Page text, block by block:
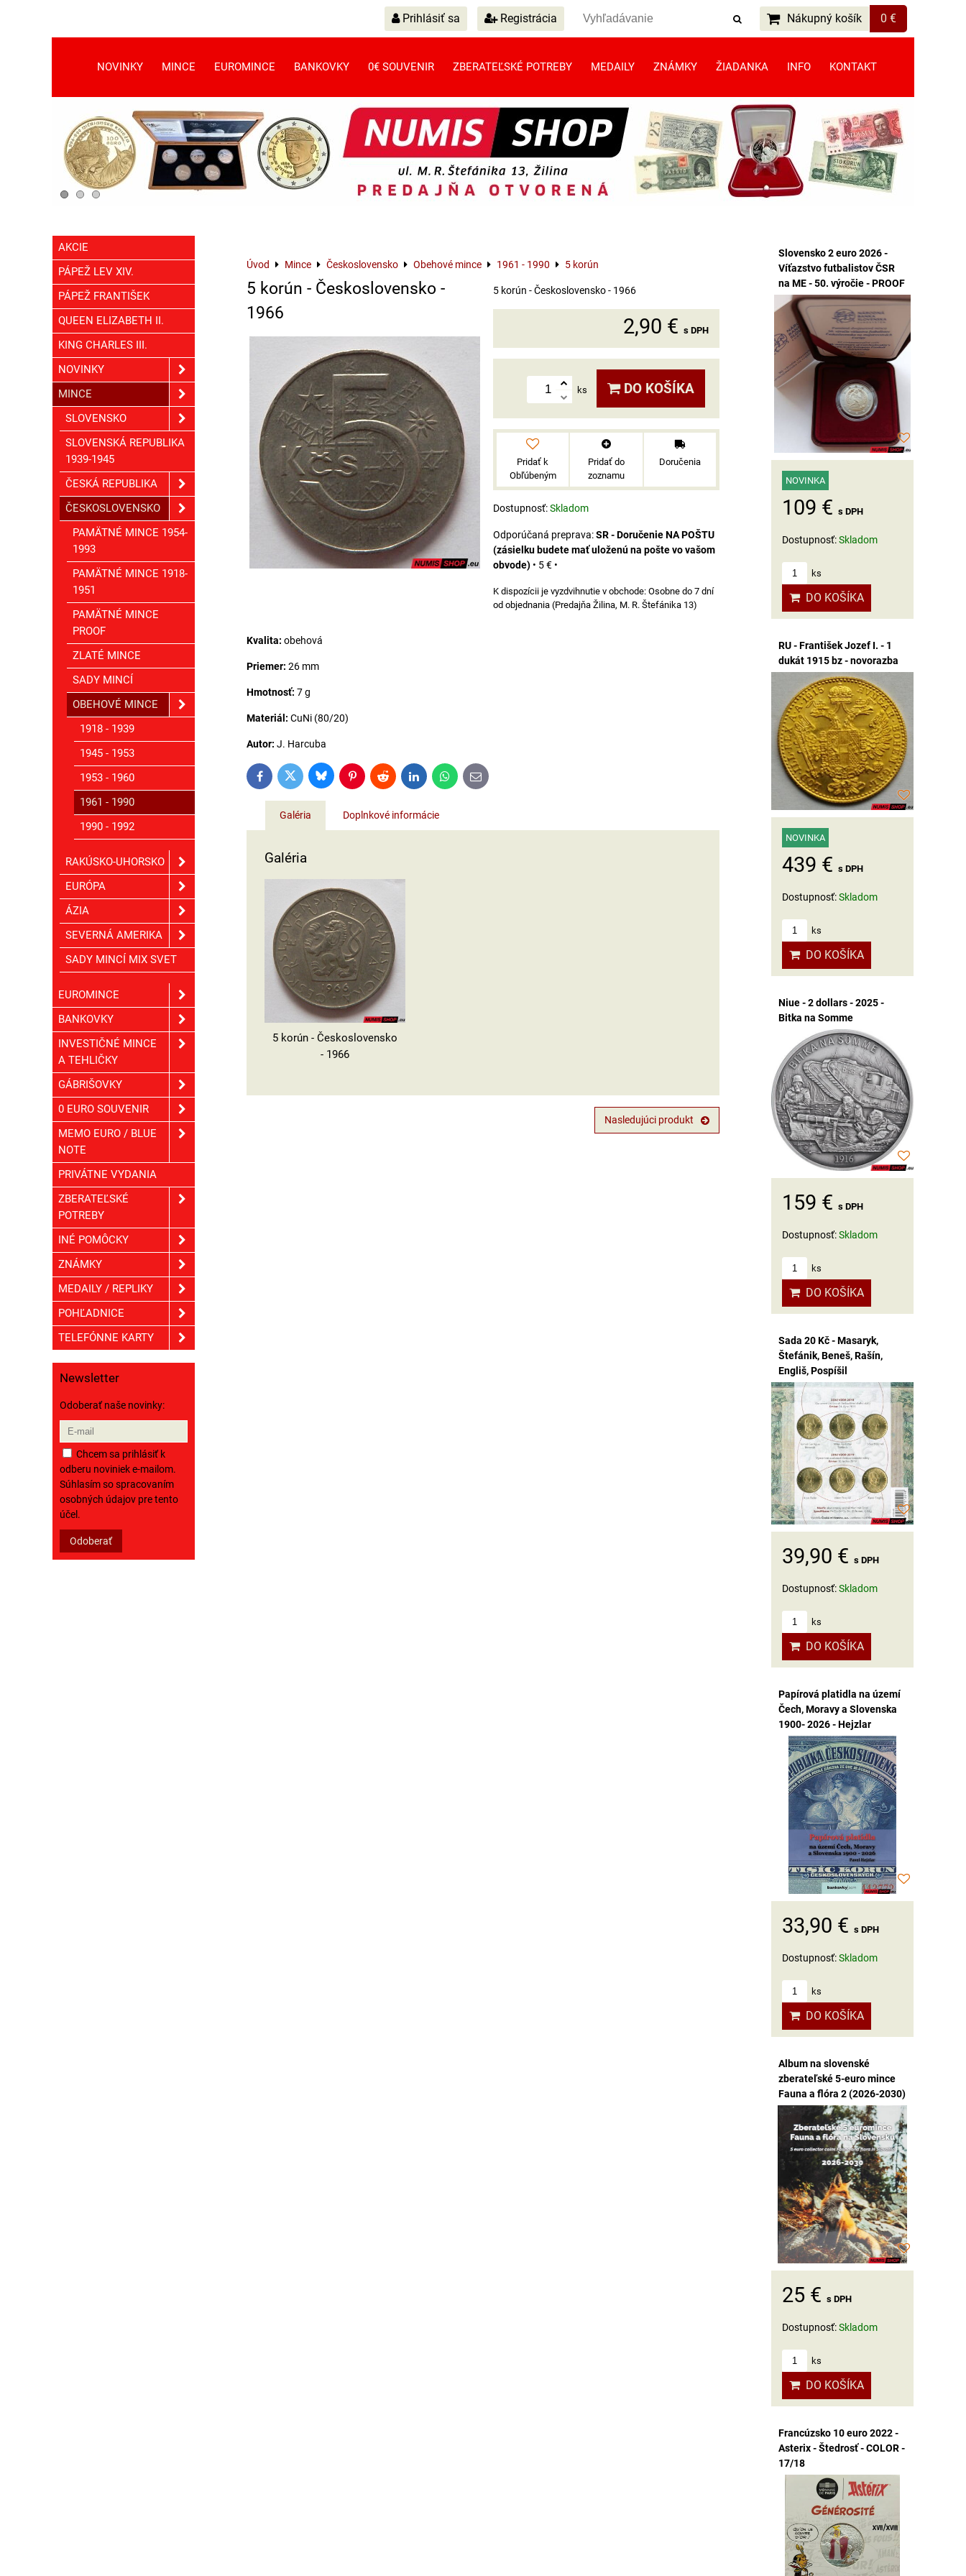
Prihlásiť sa Registrácia Nákupný košík 0 €
NOVINKY MINCE EUROMINCE BANKOVKY 0€ SOUVENIR ZBERATEĽSKÉ POTREBY MEDAILY ZNÁMKY ŽIADANKA INFO KONTAKT
Úvod Mince Československo Obehové mince 1961 - 1990 5 korún
5 korún - Československo -
1966
5 korún - Československo - 1966
2,90 € s DPH
ks DO KOŠÍKA
Pridať k
Obľúbeným
Pridať do
zoznamu
Doručenia
Dostupnosť:Skladom
SR - Doručenie NA POŠTU
(zásielku budete mať uloženú na pošte vo vašom
obvode) • 5 € •
Osobne do 7 dní
od objednania (Predajňa Žilina, M. R. Štefánika 13)
Kvalita: obehová
Priemer: 26 mm
Hmotnosť: 7 g
Materiál: CuNi (80/20)
Autor: J. Harcuba
FacebookTwitter BlueskyPinterestReddit LinkedInWhatsApp
E-
mail
Galéria Doplnkové informácie
Galéria
5 korún - Československo
- 1966
Nasledujúci produkt
AKCIE
PÁPEŽ LEV XIV.
PÁPEŽ FRANTIŠEK
QUEEN ELIZABETH II.
KING CHARLES III.
NOVINKY
MINCE
SLOVENSKO
SLOVENSKÁ REPUBLIKA
1939-1945
ČESKÁ REPUBLIKA
ČESKOSLOVENSKO
PAMÄTNÉ MINCE 1954-
1993
PAMÄTNÉ MINCE 1918-
1951
PAMÄTNÉ MINCE
PROOF
ZLATÉ MINCE
SADY MINCÍ
OBEHOVÉ MINCE
1918 - 1939
1945 - 1953
1953 - 1960
1961 - 1990
1990 - 1992
RAKÚSKO-UHORSKO
EURÓPA
ÁZIA
SEVERNÁ AMERIKA
SADY MINCÍ MIX SVET
EUROMINCE
BANKOVKY
INVESTIČNÉ MINCE
A TEHLIČKY
GÁBRIŠOVKY
0 EURO SOUVENIR
MEMO EURO / BLUE
NOTE
PRIVÁTNE VYDANIA
ZBERATEĽSKÉ
POTREBY
INÉ POMÔCKY
ZNÁMKY
MEDAILY / REPLIKY
POHĽADNICE
TELEFÓNNE KARTY
Newsletter
Odoberať naše novinky:
Chcem sa prihlásiť k
odberu noviniek e-mailom.
Súhlasím so spracovaním
osobných údajov pre tento
účel.
Odoberať
Slovensko 2 euro 2026 -
Víťazstvo futbalistov ČSR
na ME - 50. výročie - PROOF
NOVINKA
109 € s DPH
Dostupnosť:Skladom
ks
DO KOŠÍKA
RU - František Jozef I. - 1
dukát 1915 bz - novorazba
NOVINKA
439 € s DPH
Dostupnosť:Skladom
ks
DO KOŠÍKA
Niue - 2 dollars - 2025 -
Bitka na Somme
159 € s DPH
Dostupnosť:Skladom
ks
DO KOŠÍKA
Sada 20 Kč - Masaryk,
Štefánik, Beneš, Rašín,
Engliš, Pospíšil
39,90 € s DPH
Dostupnosť:Skladom
ks
DO KOŠÍKA
Papírová platidla na území
Čech, Moravy a Slovenska
1900- 2026 - Hejzlar
33,90 € s DPH
Dostupnosť:Skladom
ks
DO KOŠÍKA
Album na slovenské
zberateľské 5-euro mince
Fauna a flóra 2 (2026-2030)
25 € s DPH
Dostupnosť:Skladom
ks
DO KOŠÍKA
Francúzsko 10 euro 2022 -
Asterix - Štedrosť - COLOR -
17/18